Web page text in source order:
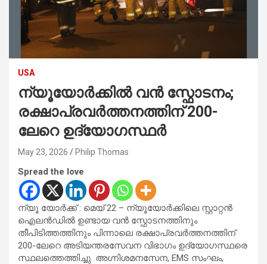
USA
ന്യൂയോർക്കിൽ വൻ സ്ഫോടനം;
രക്ഷാപ്രവർത്തനത്തിന് 200-
ലേറെ ഉദ്യോഗസ്ഥർ
May 23, 2026 Philip Thomas
Spread the love
ന്യൂ യോർക്ക് : മെയ് 22 – ന്യൂയോർക്കിലെ സ്റ്റാറ്റൻ
ഐലൻഡിൽ ഉണ്ടായ വൻ സ്ഫോടനത്തിനും
തീപിടിത്തത്തിനും പിന്നാലെ രക്ഷാപ്രവർത്തനത്തിന്
200-ലേറെ അടിയന്തരസേവന വിഭാഗം ഉദ്യോഗസ്ഥരെ
സ്ഥലത്തെത്തിച്ചു. അഗ്നിശമനസേന, EMS സംഘം,